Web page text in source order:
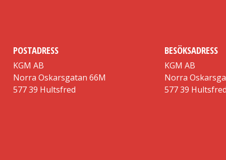
POSTADRESS
KGM AB
Norra Oskarsgatan 66M
577 39 Hultsfred
BESÖKSADRESS
KGM AB
Norra
577 39